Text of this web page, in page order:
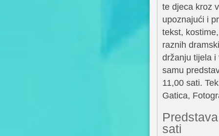
te djeca kroz
upoznajući i
tekst,
raznih
držanju tijela i
samu
11,00 sati.
Gatica,
sati